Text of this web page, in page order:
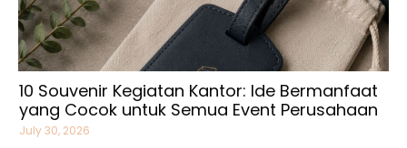
10 Souvenir Kegiatan Kantor: Ide Bermanfaat
yang Cocok untuk Semua Event Perusahaan
July 30, 2026